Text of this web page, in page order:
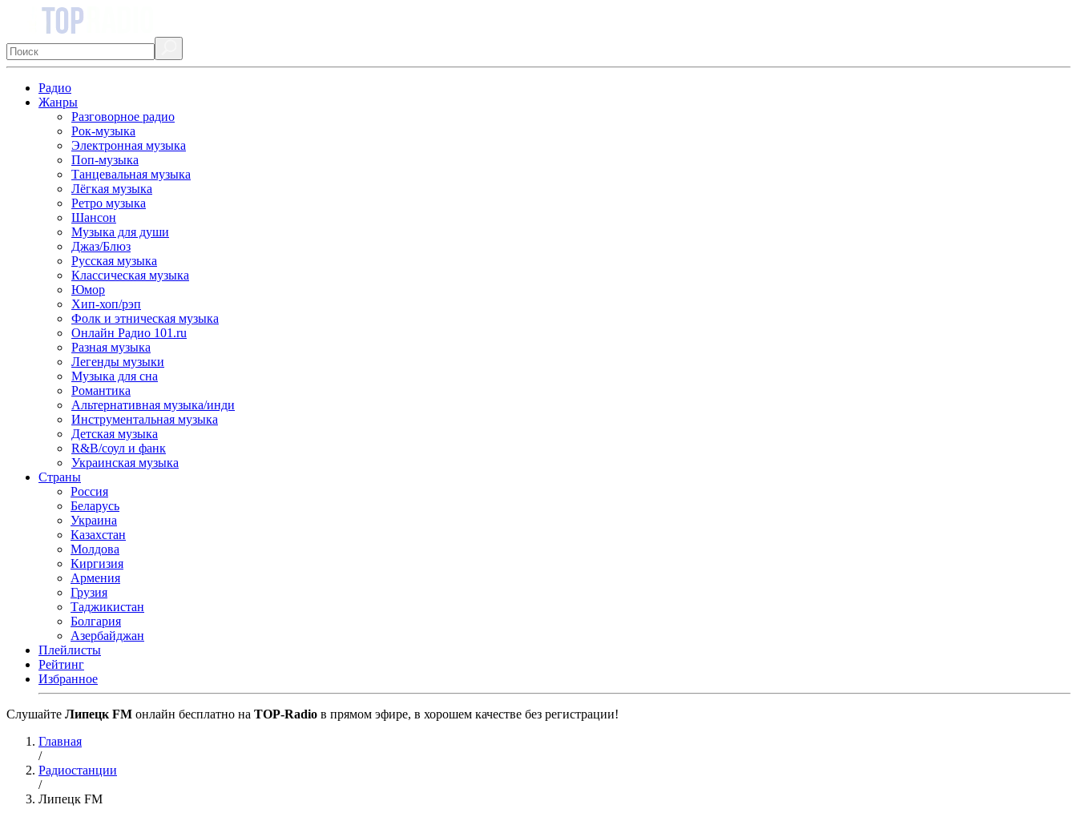
Радио
Жанры
Разговорное радио
Рок-музыка
Электронная музыка
Поп-музыка
Танцевальная музыка
Лёгкая музыка
Ретро музыка
Шансон
Музыка для души
Джаз/Блюз
Русская музыка
Классическая музыка
Юмор
Хип-хоп/рэп
Фолк и этническая музыка
Онлайн Радио 101.ru
Разная музыка
Легенды музыки
Музыка для сна
Романтика
Альтернативная музыка/инди
Инструментальная музыка
Детская музыка
R&B/cоул и фанк
Украинская музыка
Страны
Россия
Беларусь
Украина
Казахстан
Молдова
Киргизия
Армения
Грузия
Таджикистан
Болгария
Азербайджан
Плейлисты
Рейтинг
Избранное
Cлушайте Липецк FM онлайн бесплатно на TOP-Radio в прямом эфире, в хорошем качестве без регистрации!
Главная
/
Радиостанции
/
Липецк FM